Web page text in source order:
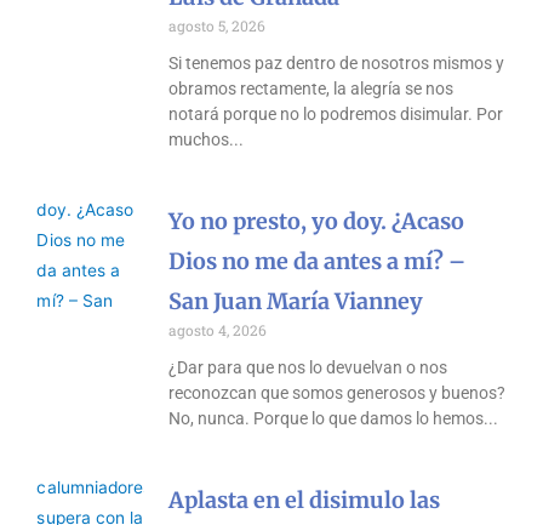
agosto 5, 2026
Si tenemos paz dentro de nosotros mismos y
obramos rectamente, la alegría se nos
notará porque no lo podremos disimular. Por
muchos
Yo no presto, yo doy. ¿Acaso
Dios no me da antes a mí? –
San Juan María Vianney
agosto 4, 2026
¿Dar para que nos lo devuelvan o nos
reconozcan que somos generosos y buenos?
No, nunca. Porque lo que damos lo hemos
Aplasta en el disimulo las